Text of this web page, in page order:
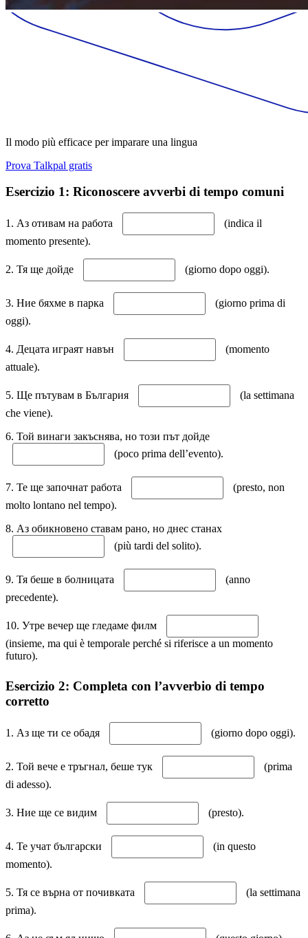
Il modo più efficace per imparare una lingua
Prova Talkpal gratis
Esercizio 1: Riconoscere avverbi di tempo comuni
1. Аз отивам на работа
(indica il
momento presente).
2. Тя ще дойде (giorno dopo oggi).
3. Ние бяхме в парка
(giorno prima di
oggi).
4. Децата играят навън
(momento
attuale).
5. Ще пътувам в България
(la settimana
che viene).
6. Той винаги закъснява, но този път дойде
(poco prima dell’evento).
7. Те ще започнат работа
(presto, non
molto lontano nel tempo).
8. Аз обикновено ставам рано, но днес станах
(più tardi del solito).
9. Тя беше в болницата
(anno
precedente).
10. Утре вечер ще гледаме филм
(insieme, ma qui è temporale perché si riferisce a un momento
futuro).
Esercizio 2: Completa con l’avverbio di tempo
corretto
1. Аз ще ти се обадя (giorno dopo oggi).
2. Той вече е тръгнал, беше тук
(prima
di adesso).
3. Ние ще се видим (presto).
4. Те учат български
(in questo
momento).
5. Тя се върна от почивката
(la settimana
prima).